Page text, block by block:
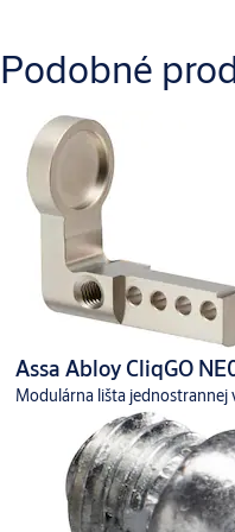
Podobné
Assa Abloy CliqGO
Modulárna lišta jednostrannej